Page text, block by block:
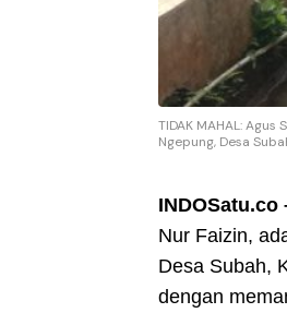
TIDAK MAHAL:
Ngepung, Desa
INDOSatu.co
Nur Faizin,
Desa Subah,
dengan